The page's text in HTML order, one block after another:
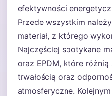
efektywności
Przede wszystkim
materiał, z którego
Najczęściej spotykane
oraz EPDM, które różnią
trwałością oraz
atmosferyczne.